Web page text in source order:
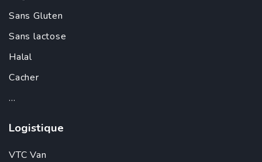
Sans Gluten
Sans lactose
Halal
Cacher
...
Logistique
VTC Van